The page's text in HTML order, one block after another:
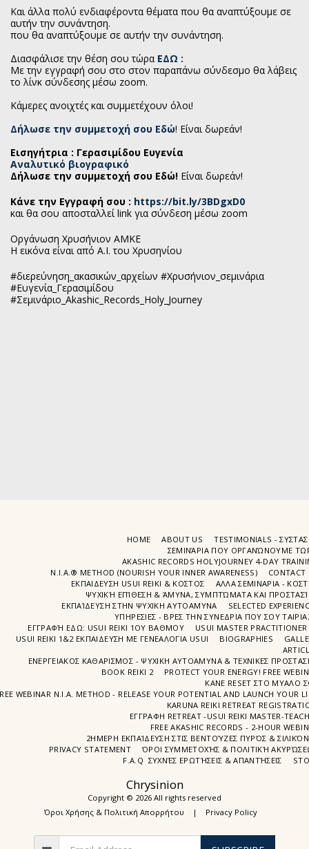
Και άλλα πολύ ενδιαφέροντα θέματα που θα αναπτύξουμε σε
αυτήν την συνάντηση.
που θα αναπτύξουμε σε αυτήν την συνάντηση.
Διασφάλισε την θέση σου τώρα ΕΔΩ :
Με την εγγραφή σου στο στον παραπάνω σύνδεσμο θα λάβεις
το λίνκ σύνδεσης μέσω zoom.
Κάμερες ανοιχτές και συμμετέχουν όλοι!
Δήλωσε την συμμετοχή σου Εδώ! Είναι δωρεάν!
Εισηγήτρια : Γερασιμίδου Ευγενία
Αναλυτικό βιογραφικό
Δήλωσε την συμμετοχή σου Εδώ! Είναι δωρεάν!
Κάνε την Εγγραφή σου : https://bit.ly/3BDgxD0
και θα σου αποσταλλεί link για σύνδεση μέσω zoom
Οργάνωση Χρυσήνιον ΑΜΚΕ
Η εικόνα είναι από Α.Ι. του Χρυσηνίου
#διερεύνηση_ακασικών_αρχείων #Χρυσήνιον_σεμινάρια
#Ευγενία_Γερασιμίδου
#Σεμινάριο_Akashic_Records_Holy_Journey
Chrysinion
Copyright © 2026 All rights reserved
Όροι Χρήσης & Πολιτική Απορρήτου | Privacy Policy
HOME ABOUT US
TESTIMONIALS -
ΣΕΜΙΝΆΡΙΑ ΠΟΥ ΟΡΓΑΝΏΝΟΥΜΕ
AKASHIC RECORDS HOLYJOURNEY 4-DAY
N.I.A.® METHOD (NOURISH YOUR INNER AWARENESS)
CONTACT
ΕΚΠΑΙΔΕΥΣΗ USUI REIKI & ΚΟΣΤΟΣ
ΑΛΛΑ ΣΕΜΙΝΑΡΙΑ -
ΨΥΧΙΚΉ ΕΠΊΘΕΣΗ & ΆΜΥΝΑ, ΣΥΜΠΤΏΜΑΤΑ ΚΑΙ
ΕΚΠΑΊΔΕΥΣΗ ΣΤΗΝ ΨΥΧΙΚΗ ΑΥΤΟΑΜΥΝΑ
SELECTED
ΥΠΗΡΕΣΙΕΣ - ΒΡΕΣ ΤΗΝ ΣΥΝΕΔΡΙΑ ΠΟΥ ΣΟΥ
ΕΓΓΡΑΦΉ EΔΩ: USUI REIKI 1ΟΥ ΒΑΘΜΟΥ
USUI MASTER
USUI REIKI 1&2 EΚΠΑΙΔΕΥΣΗ ΜΕ ΓΕΝΕΑΛΟΓΙΑ USUI
BIOGRAPHIES
ΕΝΕΡΓΕΙΑΚΟΣ ΚΑΘΑΡΙΣΜΟΣ - ΨΥΧΙΚΗ ΑΥΤΟΑΜΥΝΑ & ΤΕΧΝΙΚΕΣ
BOOK REIKI 2
PROTECT YOUR ENERGY! FREE
ΚΑΝΕ RESET ΣΤΟ ΜΥΑΛΟ
WEBINAR N.I.A. METHOD - RELEASE YOUR POTENTIAL AND LAUNCH YOUR
KARUNA REIKI RETREAT
ΕΓΓΡΑΦΗ RETREAT -USUI REIKI MASTER-
FREE AKASHIC RECORDS - 2-HOUR
2ΗΜΕΡΗ ΕΚΠΑΊΔΕΥΣΗ ΣΤΙΣ ΒΕΝΤΟΎΖΕΣ ΠΥΡΌΣ &
PRIVACY STATEMENT
ΌΡΟΙ ΣΥΜΜΕΤΟΧΉΣ & ΠΟΛΙΤΙΚΉ
F.A.Q ΣΥΧΝΈΣ ΕΡΩΤΉΣΕΙΣ & ΑΠΑΝΤΉΣΕΙΣ